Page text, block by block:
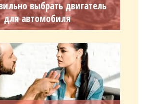
выбрать двигатель
для автомобиля